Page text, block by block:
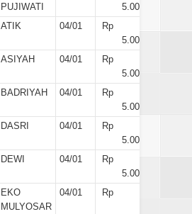
PUJIWATI
5.000
ATIK 04/01
Rp
5.000
ASIYAH 04/01
Rp
5.000
BADRIYAH 04/01
Rp
5.000
DASRI 04/01
Rp
5.000
DEWI 04/01
Rp
5.000
EKO
MULYOSAR
04/01 Rp